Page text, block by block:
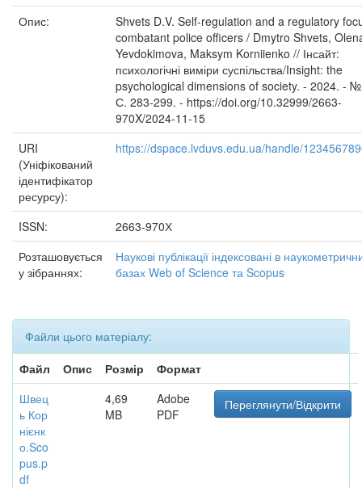
Опис:
Shvets D.V. Self-regulation and a regulatory
combatant police officers / Dmytro Shvets,
Yevdokimova, Maksym Korniienko // Інсайт:
психологічні виміри суспільства/Insight: the
psychological dimensions of society. - 2024. -
С. 283-299. - https://doi.org/10.32999/2663-
970X/2024-11-15
URI
(Уніфікований
ідентифікатор
ресурсу):
https://dspace.lvduvs.edu.ua/handle/
ISSN:
2663-970Х
Розташовується
у зібраннях:
Наукові публікації індексовані в
базах Web of Science та Scopus
Файли цього матеріалу:
Файл
Опис Розмір
Формат
Швец
ь Кор
нієнк
о.Sco
pus.p
df
4,69
MB
Adobe
PDF
Переглянути/Відкрити